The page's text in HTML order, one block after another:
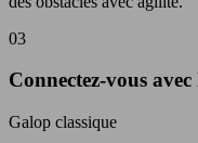
03
Connectez-vous
Galop classique